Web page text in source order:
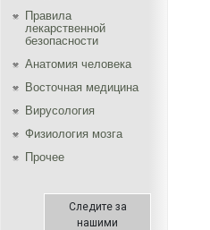
Правила
лекарственной
безопасности
Aнатомия человека
Восточная медицина
Вирусология
Физиология мозга
Прочее
Следите за
нашими